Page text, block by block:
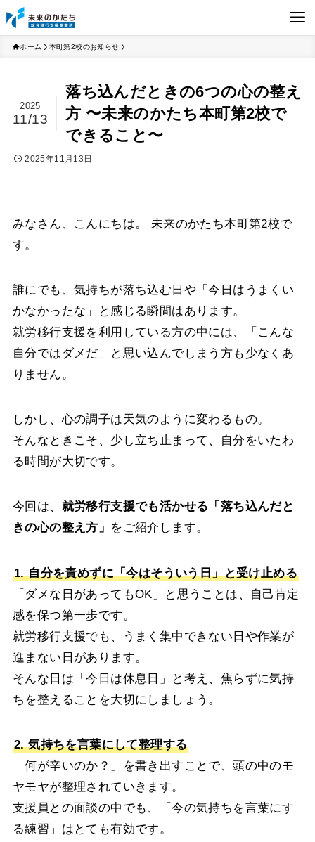
ホーム 本町第2校のお知らせ
落ち込んだときの6つの心の整え
方 〜未来のかたち本町第2校で
できること〜
2025
11/13
2025年11月13日
みなさん、こんにちは。 未来のかたち本町第2校で
す。
誰にでも、気持ちが落ち込む日や「今日はうまくい
かなかったな」と感じる瞬間はあります。
就労移行支援を利用している方の中には、「こんな
自分ではダメだ」と思い込んでしまう方も少なくあ
りません。
しかし、心の調子は天気のように変わるもの。
そんなときこそ、少し立ち止まって、自分をいたわ
る時間が大切です。
今回は、 就労移行支援でも活かせる「落ち込んだと
きの心の整え方」 をご紹介します。
1. 自分を責めずに「今はそういう日」と受け止める
「ダメな日があってもOK」と思うことは、自己肯定
感を保つ第一歩です。
就労移行支援でも、うまく集中できない日や作業が
進まない日があります。
そんな日は「今日は休息日」と考え、焦らずに気持
ちを整えることを大切にしましょう。
2. 気持ちを言葉にして整理する
「何が辛いのか？」を書き出すことで、頭の中のモ
ヤモヤが整理されていきます。
支援員との面談の中でも、「今の気持ちを言葉にす
る練習」はとても有効です。